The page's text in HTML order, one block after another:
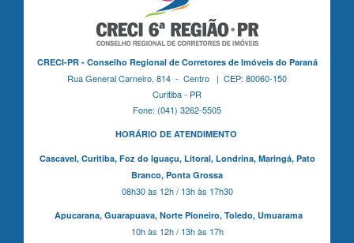
CRECI-PR - Conselho Regional de Corretores de Imóveis do Paraná
Rua General Carneiro, 814 - Centro | CEP: 80060-150
Curitiba - PR
Fone: (041) 3262-5505
HORÁRIO DE ATENDIMENTO
Cascavel, Curitiba,Foz do Iguaçu, Litoral, Londrina, Maringá, Pato
Branco, Ponta Grossa
08h30 às 12h / 13h às 17h30
Apucarana, Guarapuava, Norte Pioneiro, Toledo, Umuarama
10h às 12h / 13h às 17h